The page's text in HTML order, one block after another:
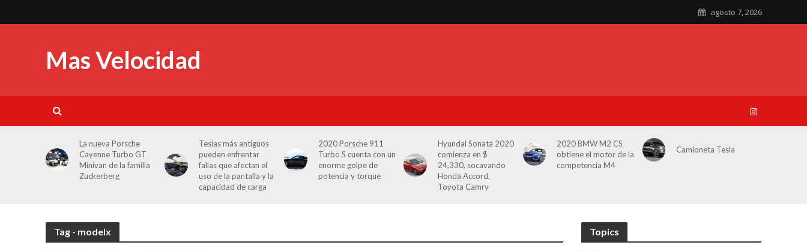
agosto 7, 2026
Mas Velocidad
La nueva Porsche
Cayenne Turbo GT
Minivan de la familia
Zuckerberg
Teslas más antiguos
pueden enfrentar
fallas que afectan el
uso de la pantalla y la
capacidad de carga
2020 Porsche 911
Turbo S cuenta con un
enorme golpe de
potencia y torque
Hyundai Sonata 2020
comienza en $
24,330, socavando
Honda Accord,
Toyota Camry
2020 BMW M2 CS
obtiene el motor de la
competencia M4
Camioneta Tesla
Tag - modelx Topics